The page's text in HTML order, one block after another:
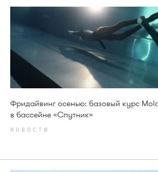
Фридайвинг осенью: базовый курс
в бассейне «Спутник»
НОВОСТИ